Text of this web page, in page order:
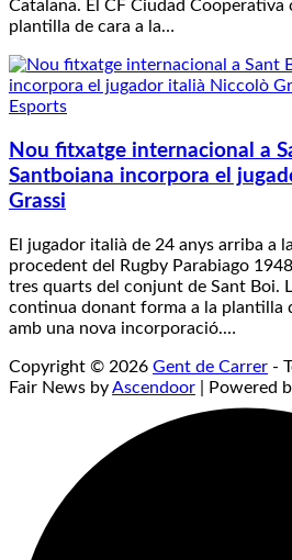
Catalana. El CF Ciudad
plantilla de cara a la…
Esports
Nou fitxatge internacional a
Santboiana incorpora el
Grassi
El jugador italià de 24 anys arriba a
procedent del Rugby Parabiago
tres quarts del conjunt de Sant Boi.
continua donant forma a la plantilla
amb una nova incorporació.…
Copyright © 2026 Gent de Carrer -
Fair News byAscendoor | Powered